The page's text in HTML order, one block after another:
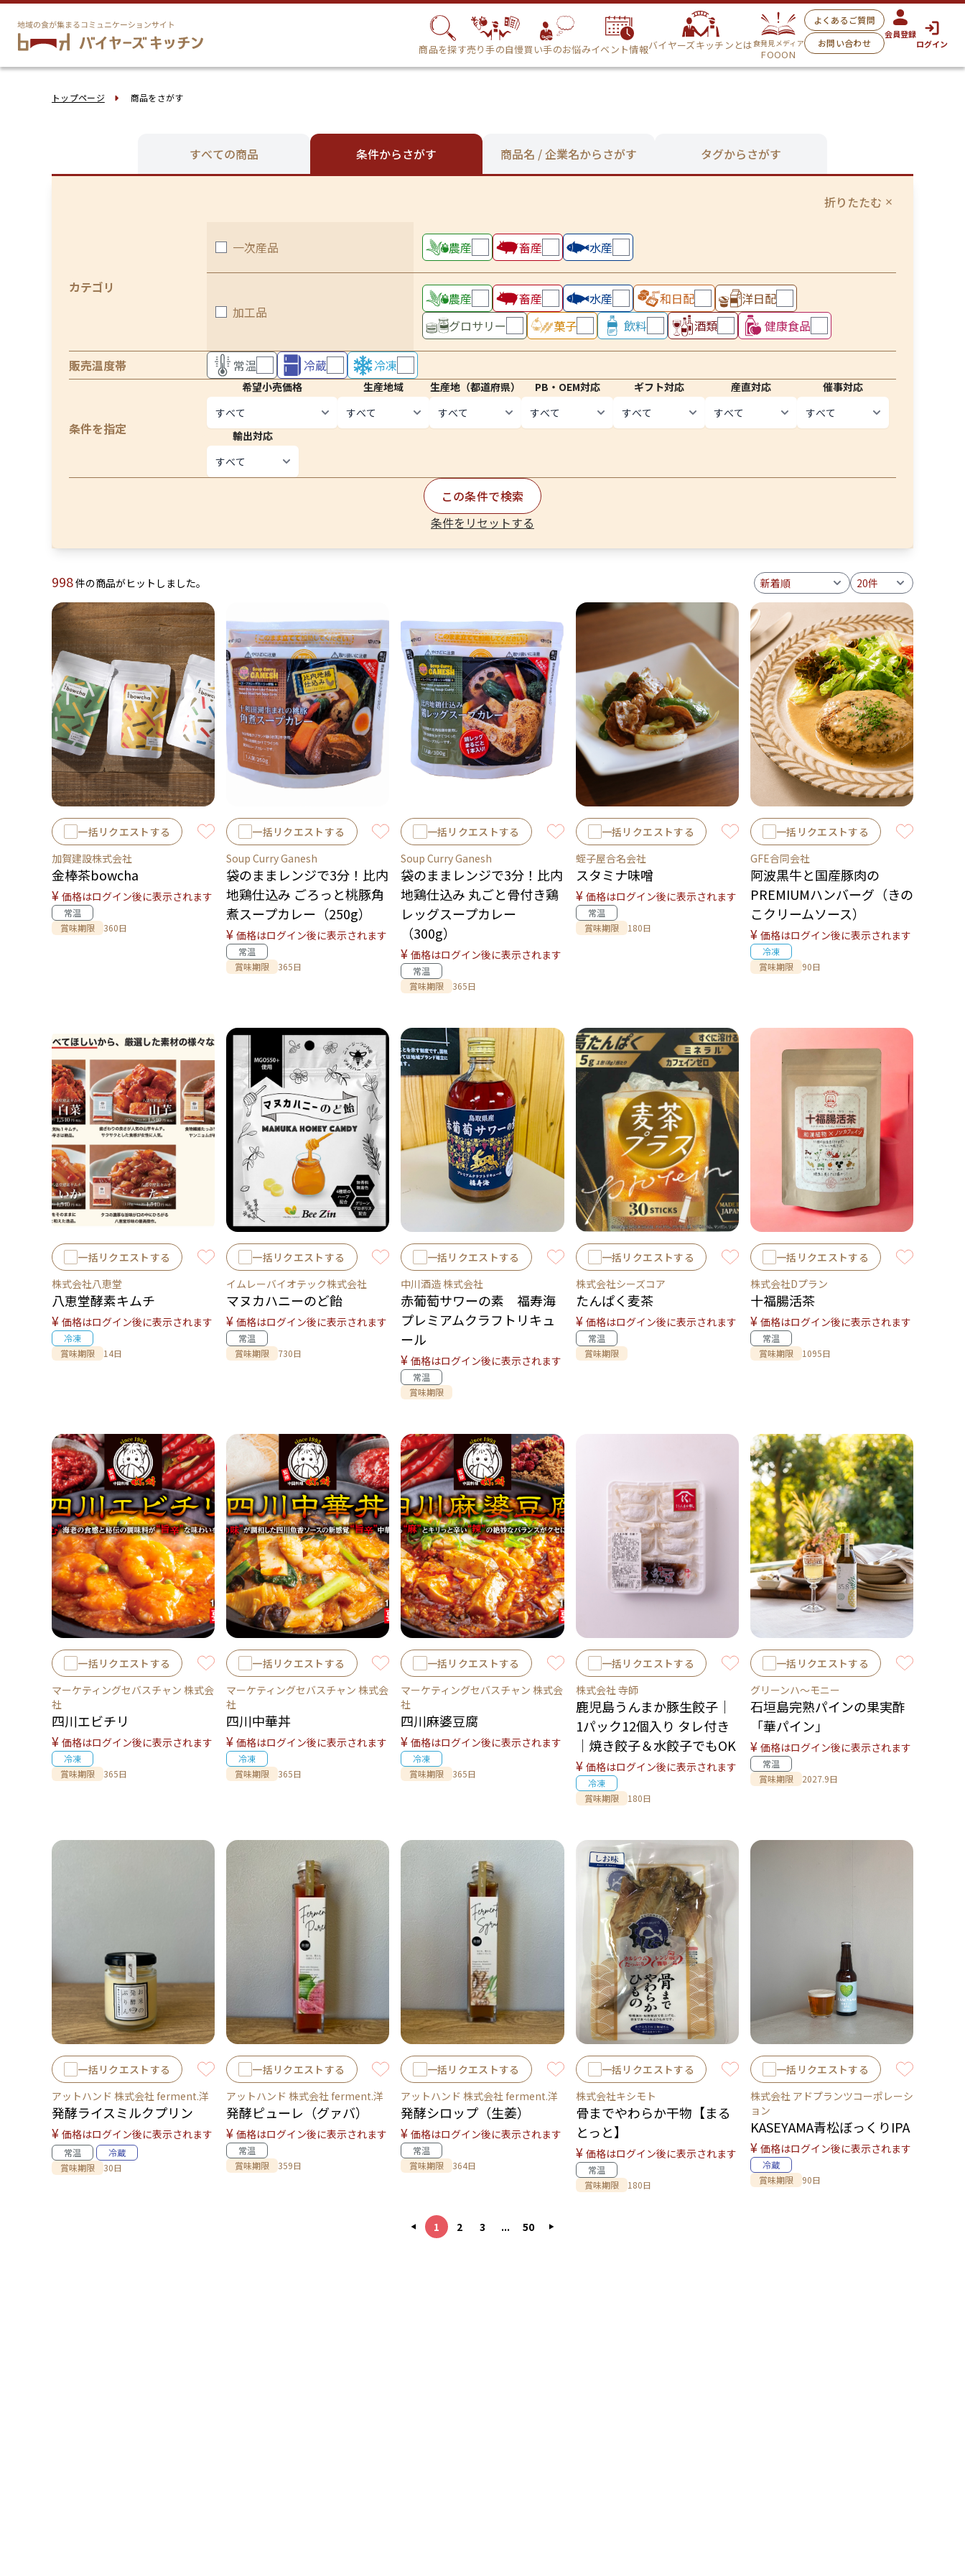
商品を探す売り手の自慢買い手のお悩みイベント情報バイヤーズキッチンとは食発見メディア
FOOON
よくあるご質問
お問い合わせ
会員登録
ログイン
トップページ 商品をさがす
すべての商品 条件からさがす 商品名 / 企業名からさがす タグからさがす
折りたたむ
カテゴリ
一次産品 農産 畜産 水産
加工品
農産 畜産 水産 和日配
洋日配
グロサリー
菓子 飲料 酒類 健康食品
販売温度帯 常温 冷蔵 冷凍
条件を指定
希望小売価格 生産地域 生産地（都道府県） PB・OEM対応 ギフト対応 産直対応 催事対応
輸出対応
この条件で検索
条件をリセットする
998件の商品がヒットしました。
一括リクエストする
加賀建設株式会社
金棒茶bowcha
¥ 価格はログイン後に表示されます
常温
賞味期限
360日
一括リクエストする
Soup Curry Ganesh
袋のままレンジで3分！比内
地鶏仕込み ごろっと桃豚角
煮スープカレー（250g）
¥価格はログイン後に表示されます
常温
賞味期限
365日
一括リクエストする
Soup Curry Ganesh
袋のままレンジで3分！比内
地鶏仕込み 丸ごと骨付き鶏
レッグスープカレー
（300g）
¥価格はログイン後に表示されます
常温
賞味期限
365日
一括リクエストする
蛭子屋合名会社
スタミナ味噌
¥ 価格はログイン後に表示されます
常温
賞味期限
180日
一括リクエストする
GFE合同会社
阿波黒牛と国産豚肉の
PREMIUMハンバーグ（きの
こクリームソース）
¥ 価格はログイン後に表示されます
冷凍
賞味期限
90日
一括リクエストする
株式会社八恵堂
八恵堂酵素キムチ
¥ 価格はログイン後に表示されます
冷凍
賞味期限
14日
一括リクエストする
イムレーバイオテック株式会社
マヌカハニーのど飴
¥価格はログイン後に表示されます
常温
賞味期限
730日
一括リクエストする
中川酒造 株式会社
赤葡萄サワーの素 福寿海
プレミアムクラフトリキュ
ール
¥価格はログイン後に表示されます
常温
賞味期限
一括リクエストする
株式会社シーズコア
たんぱく麦茶
¥ 価格はログイン後に表示されます
常温
賞味期限
一括リクエストする
株式会社Dプラン
十福腸活茶
¥ 価格はログイン後に表示されます
常温
賞味期限
1095日
一括リクエストする
マーケティングセバスチャン 株式会
社
四川エビチリ
¥ 価格はログイン後に表示されます
冷凍
賞味期限
365日
一括リクエストする
マーケティングセバスチャン 株式会
社
四川中華丼
¥価格はログイン後に表示されます
冷凍
賞味期限
365日
一括リクエストする
マーケティングセバスチャン 株式会
社
四川麻婆豆腐
¥価格はログイン後に表示されます
冷凍
賞味期限
365日
一括リクエストする
株式会社 寺師
鹿児島うんまか豚生餃子｜
1パック12個入り タレ付き
｜焼き餃子＆水餃子でもOK
¥ 価格はログイン後に表示されます
冷凍
賞味期限
180日
一括リクエストする
グリーンハ～モニー
石垣島完熟パインの果実酢
「華パイン」
¥ 価格はログイン後に表示されます
常温
賞味期限
2027.9日
一括リクエストする
アットハンド 株式会社 ferment.洋
発酵ライスミルクプリン
¥ 価格はログイン後に表示されます
常温
冷蔵
賞味期限
30日
一括リクエストする
アットハンド 株式会社 ferment.洋
発酵ピューレ（グァバ）
¥価格はログイン後に表示されます
常温
賞味期限
359日
一括リクエストする
アットハンド 株式会社 ferment.洋
発酵シロップ（生姜）
¥価格はログイン後に表示されます
常温
賞味期限
364日
一括リクエストする
株式会社キシモト
骨までやわらか干物【まる
とっと】
¥ 価格はログイン後に表示されます
常温
賞味期限
180日
一括リクエストする
株式会社 アドプランツコーポレーシ
ョン
KASEYAMA青松ぼっくりIPA
¥ 価格はログイン後に表示されます
冷蔵
賞味期限
90日
◀ 1 2 3 ... 50 ▶